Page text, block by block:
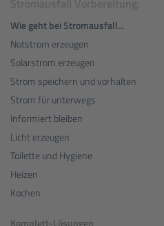
Wie geht bei Stromausfall...
Notstrom erzeugen
Solarstrom erzeugen
Strom speichern und vorhalten
Strom für unterwegs
Informiert bleiben
Licht erzeugen
Toilette und Hygiene
Heizen
Kochen